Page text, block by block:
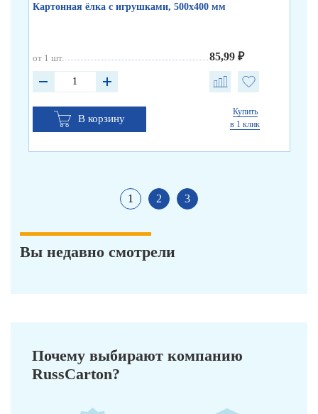
Картонная ёлка с игрушками, 500х400 мм
от 1 шт. 85,99 ₽
В корзину
Купить
в 1 клик
1 2 3
Вы недавно смотрели
Почему выбирают компанию
RussCarton?